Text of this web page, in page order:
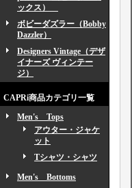
ックス）
ボビーダズラー（Bobby
Dazzler）
Designers Vintage（デザ
イナーズ ヴィンテー
ジ）
CAPRi商品カテゴリ一覧
Men's Tops
アウター・ジャケ
ット
Tシャツ・シャツ
Men's Bottoms